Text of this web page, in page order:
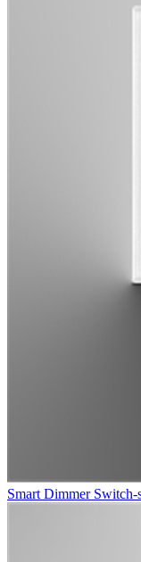
Smart Dimmer Switch-